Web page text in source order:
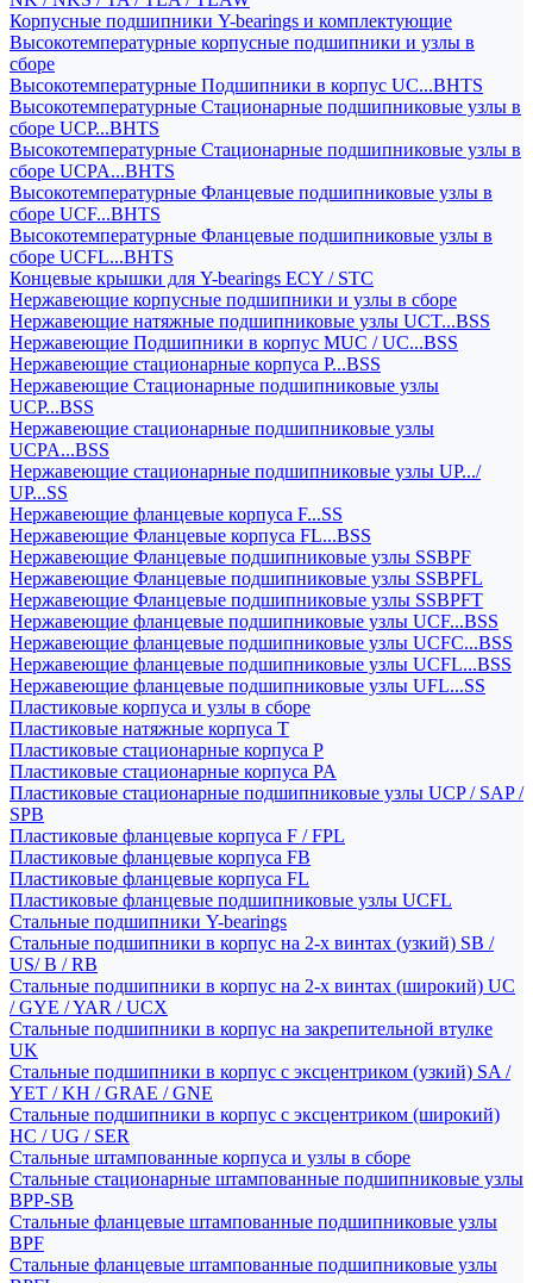
Корпусные подшипники Y-bearings и комплектующие
Высокотемпературные корпусные подшипники и узлы в
сборе
Высокотемпературные Подшипники в корпус UC...BHTS
Высокотемпературные Стационарные подшипниковые узлы в
сборе UCP...BHTS
Высокотемпературные Стационарные подшипниковые узлы в
сборе UCPA...BHTS
Высокотемпературные Фланцевые подшипниковые узлы в
сборе UCF...BHTS
Высокотемпературные Фланцевые подшипниковые узлы в
сборе UCFL...BHTS
Концевые крышки для Y-bearings ECY / STC
Нержавеющие корпусные подшипники и узлы в сборе
Нержавеющие натяжные подшипниковые узлы UCT...BSS
Нержавеющие Подшипники в корпус MUC / UC...BSS
Нержавеющие стационарные корпуса P...BSS
Нержавеющие Стационарные подшипниковые узлы
UCP...BSS
Нержавеющие стационарные подшипниковые узлы
UCPA...BSS
Нержавеющие стационарные подшипниковые узлы UP.../
UP...SS
Нержавеющие фланцевые корпуса F...SS
Нержавеющие Фланцевые корпуса FL...BSS
Нержавеющие Фланцевые подшипниковые узлы SSBPF
Нержавеющие Фланцевые подшипниковые узлы SSBPFL
Нержавеющие Фланцевые подшипниковые узлы SSBPFT
Нержавеющие фланцевые подшипниковые узлы UCF...BSS
Нержавеющие фланцевые подшипниковые узлы UCFC...BSS
Нержавеющие фланцевые подшипниковые узлы UCFL...BSS
Нержавеющие фланцевые подшипниковые узлы UFL...SS
Пластиковые корпуса и узлы в сборе
Пластиковые натяжные корпуса T
Пластиковые стационарные корпуса P
Пластиковые стационарные корпуса PA
Пластиковые стационарные подшипниковые узлы UCP / SAP /
SPB
Пластиковые фланцевые корпуса F / FPL
Пластиковые фланцевые корпуса FB
Пластиковые фланцевые корпуса FL
Пластиковые фланцевые подшипниковые узлы UCFL
Стальные подшипники Y-bearings
Стальные подшипники в корпус на 2-х винтах (узкий) SB /
US/ B / RB
Стальные подшипники в корпус на 2-х винтах (широкий) UC
/ GYE / YAR / UCX
Стальные подшипники в корпус на закрепительной втулке
UK
Стальные подшипники в корпус с эксцентриком (узкий) SA /
YET / KH / GRAE / GNE
Стальные подшипники в корпус с эксцентриком (широкий)
HC / UG / SER
Стальные штампованные корпуса и узлы в сборе
Стальные стационарные штампованные подшипниковые узлы
BPP-SB
Стальные фланцевые штампованные подшипниковые узлы
BPF
Стальные фланцевые штампованные подшипниковые узлы